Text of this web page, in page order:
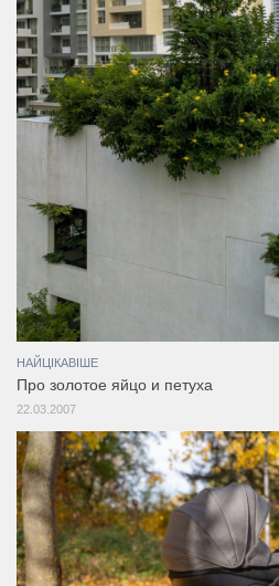
НАЙЦІКАВІШЕ
Про золотое яйцо и петуха
22.03.2007